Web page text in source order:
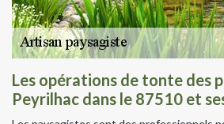
Les opérations de tonte des
Peyrilhac dans le 87510 et